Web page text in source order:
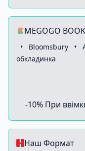
MEGOGO
• Bloomsbury •
обкладинка
-10% При
Наш Формат